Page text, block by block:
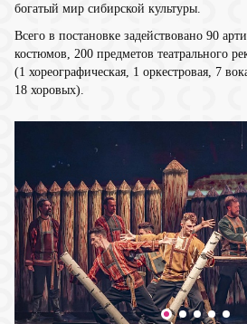
богатый мир сибирской культуры.
Всего в постановке задействовано 90
костюмов, 200 предметов театрального
(1 хореографическая, 1 оркестровая, 7
18 хоровых).